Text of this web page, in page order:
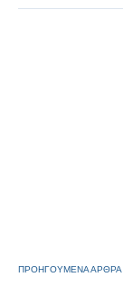
ΠΡΟΗΓΟΥΜΕΝΑ ΑΡΘΡΑ